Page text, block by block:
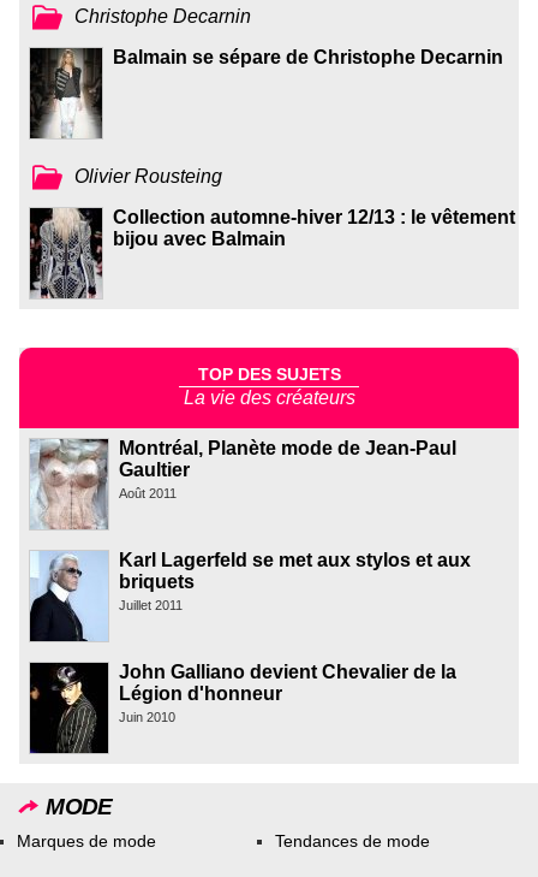
Christophe Decarnin
Balmain se sépare de Christophe Decarnin
Olivier Rousteing
Collection automne-hiver 12/13 : le vêtement
bijou avec Balmain
TOP DES SUJETS
La vie des créateurs
Montréal, Planète mode de Jean-Paul
Gaultier
Août 2011
Karl Lagerfeld se met aux stylos et aux
briquets
Juillet 2011
John Galliano devient Chevalier de la
Légion d'honneur
Juin 2010
MODE
Marques de mode Tendances de mode